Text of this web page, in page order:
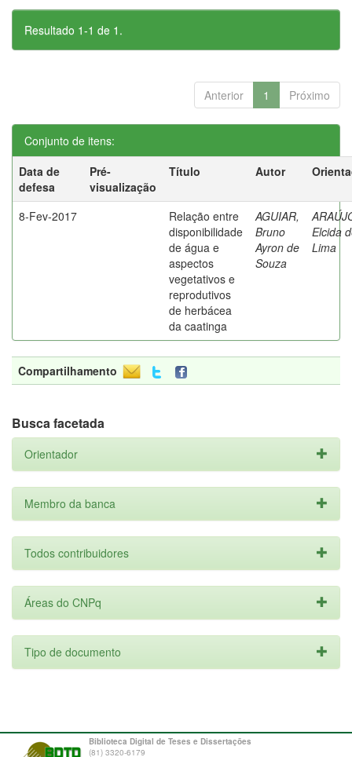
Resultado 1-1 de 1.
Anterior 1 Próximo
Conjunto de itens:
Data de
defesa
Pré-
visualização
Título Autor
8-Fev-2017
Relação entre
disponibilidade
de água e
aspectos
vegetativos e
reprodutivos
de herbácea
da caatinga
AGUIAR,
Bruno
Ayron de
Souza
Elcida
Lima
Compartilhamento
Busca facetada
Orientador
Membro da banca
Todos contribuidores
Áreas do CNPq
Tipo de documento
Biblioteca Digital de Teses e Dissertações
(81) 3320-6179